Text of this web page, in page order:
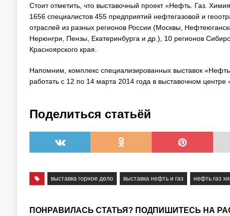
Стоит отметить, что выставочный проект «Нефть. Газ.
1656 специалистов 455 предприятий нефтегазовой и
отраслей из разных регионов России (Москвы,
Нерюнгри, Пензы, Екатеринбурга и др.), 10 регионов
Красноярского края.
Напомним, комплекс специализированных выставок
работать с 12 по 14 марта 2014 года в выставочном центре
Поделиться статьёй
выставка горное дело выставка нефть и газ нефть газ
ПОНРАВИЛАСЬ СТАТЬЯ? ПОДПИШИТЕСЬ НА